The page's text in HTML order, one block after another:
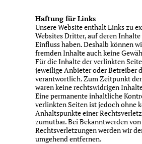
Haftung für Links
Unsere Website enthält Links zu
Websites Dritter, auf deren
Einfluss haben. Deshalb können
fremden Inhalte auch keine
Für die Inhalte der verlinkten
jeweilige Anbieter oder Betreiber
verantwortlich. Zum Zeitpunkt
waren keine rechtswidrigen
Eine permanente inhaltliche
verlinkten Seiten ist jedoch ohne
Anhaltspunkte einer
zumutbar. Bei Bekanntwerden von
Rechtsverletzungen werden wir
umgehend entfernen.